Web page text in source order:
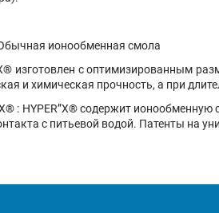
ионообменная смола
® изготовлен с оптимизированным
и химическая прочность, а при
® : HYPER”X® содержит
с питьевой водой. Патенты на